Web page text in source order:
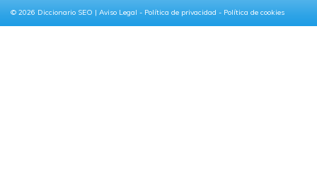
© 2026 Diccionario SEO | Aviso Legal - Política de privacidad - Política de cookies